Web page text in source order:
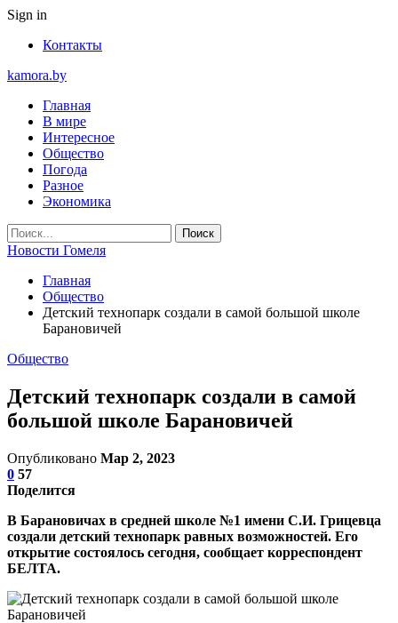
Sign in
Контакты
kamora.by
Главная
В мире
Интересное
Общество
Погода
Разное
Экономика
Новости Гомеля
Главная
Общество
Детский технопарк создали в самой большой школе
Барановичей
Общество
Детский технопарк создали в самой
большой школе Барановичей
Опубликовано Мар 2, 2023
0 57
Поделится
В Барановичах в средней школе №1 имени С.И. Грицевца
создали детский технопарк равных возможностей. Его
открытие состоялось сегодня, сообщает корреспондент
БЕЛТА.